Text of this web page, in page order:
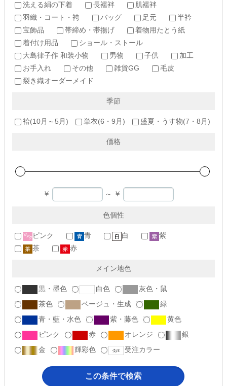
洗える絹の下着
長襦袢
肌襦袢
羽織・コート・袴
バッグ 足元
半衿
宝飾品
帯締め・帯揚げ
着物用たとう紙
着付け用品
ショール・ストール
大島律子作 和装小物
男物 子供
加工
お手入れ
その他 雑貨GG
毛皮
裂き織オーダーメイド
季節
袷(10月～5月) 単衣(6・9月) 盛夏・うす物(7・8月)
価格
￥ ～ ￥
色個性
ピンク 青 白
紫
茶
赤
メイン地色
黒・墨色 白色
灰色・鼠
茶色
ベージュ・生成
緑
青・藍・水色
紫・藤色
黄色
ピンク
赤 オレンジ
銀
金
輝彩色 受注カラー